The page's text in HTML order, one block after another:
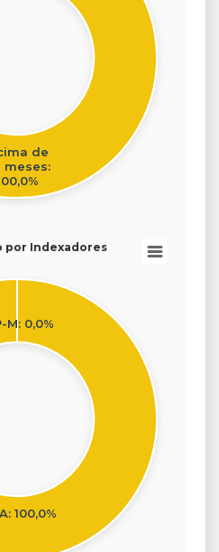
de
meses:
por Indexadores
M: 0,0%
100,0%